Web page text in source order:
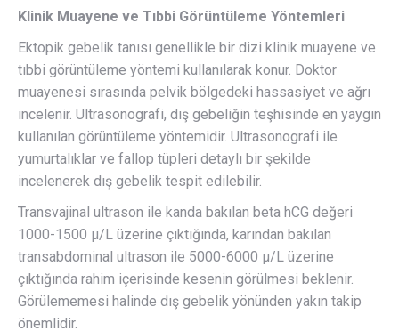
Klinik Muayene ve Tıbbi Görüntüleme Yöntemleri
Ektopik gebelik tanısı genellikle bir dizi klinik muayene ve
tıbbi görüntüleme yöntemi kullanılarak konur. Doktor
muayenesi sırasında pelvik bölgedeki hassasiyet ve ağrı
incelenir. Ultrasonografi, dış gebeliğin teşhisinde en yaygın
kullanılan görüntüleme yöntemidir. Ultrasonografi ile
yumurtalıklar ve fallop tüpleri detaylı bir şekilde
incelenerek dış gebelik tespit edilebilir.
Transvajinal ultrason ile kanda bakılan beta hCG değeri
1000-1500 µ/L üzerine çıktığında, karından bakılan
transabdominal ultrason ile 5000-6000 µ/L üzerine
çıktığında rahim içerisinde kesenin görülmesi beklenir.
Görülememesi halinde dış gebelik yönünden yakın takip
önemlidir.